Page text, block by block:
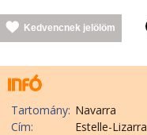
Kedvencnek jelölöm
Tartomány: Navarra
Cím:
Estelle-Lizarra